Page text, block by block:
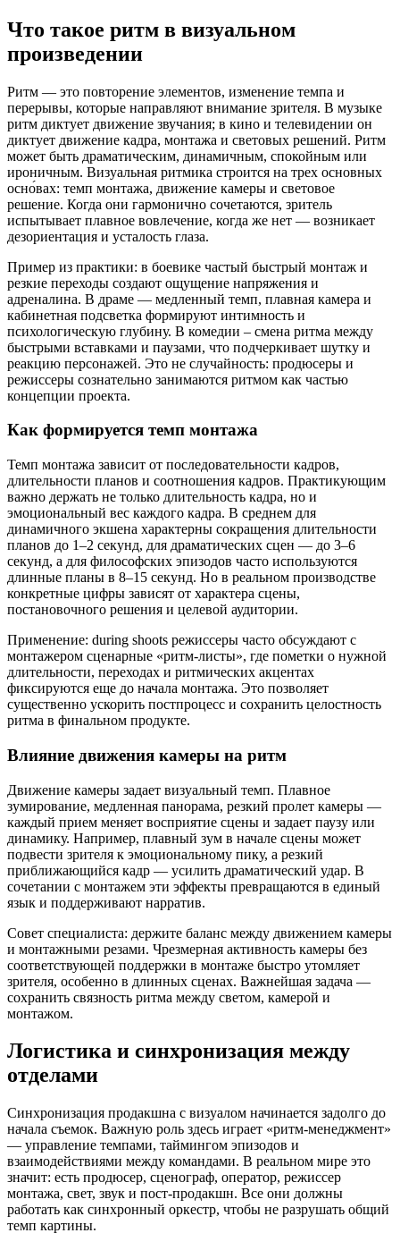
Что такое ритм в визуальном
произведении
Ритм — это повторение элементов, изменение темпа и
перерывы, которые направляют внимание зрителя. В музыке
ритм диктует движение звучания; в кино и телевидении он
диктует движение кадра, монтажа и световых решений. Ритм
может быть драматическим, динамичным, спокойным или
ироничным. Визуальная ритмика строится на трех основных
осно́вах: темп монтажа, движение камеры и световое
решение. Когда они гармонично сочетаются, зритель
испытывает плавное вовлечение, когда же нет — возникает
дезориентация и усталость глаза.
Пример из практики: в боевике частый быстрый монтаж и
резкие переходы создают ощущение напряжения и
адреналина. В драме — медленный темп, плавная камера и
кабинетная подсветка формируют интимность и
психологическую глубину. В комедии – смена ритма между
быстрыми вставками и паузами, что подчеркивает шутку и
реакцию персонажей. Это не случайность: продюсеры и
режиссеры сознательно занимаются ритмом как частью
концепции проекта.
Как формируется темп монтажа
Темп монтажа зависит от последовательности кадров,
длительности планов и соотношения кадров. Практикующим
важно держать не только длительность кадра, но и
эмоциональный вес каждого кадра. В среднем для
динамичного экшена характерны сокращения длительности
планов до 1–2 секунд, для драматических сцен — до 3–6
секунд, а для философских эпизодов часто используются
длинные планы в 8–15 секунд. Но в реальном производстве
конкретные цифры зависят от характера сцены,
постановочного решения и целевой аудитории.
Применение: during shoots режиссеры часто обсуждают с
монтажером сценарные «ритм-листы», где пометки о нужной
длительности, переходах и ритмических акцентах
фиксируются еще до начала монтажа. Это позволяет
существенно ускорить постпроцесс и сохранить целостность
ритма в финальном продукте.
Влияние движения камеры на ритм
Движение камеры задает визуальный темп. Плавное
зумирование, медленная панорама, резкий пролет камеры —
каждый прием меняет восприятие сцены и задает паузу или
динамику. Например, плавный зум в начале сцены может
подвести зрителя к эмоциональному пику, а резкий
приближающийся кадр — усилить драматический удар. В
сочетании с монтажем эти эффекты превращаются в единый
язык и поддерживают нарратив.
Совет специалиста: держите баланс между движением камеры
и монтажными резами. Чрезмерная активность камеры без
соответствующей поддержки в монтаже быстро утомляет
зрителя, особенно в длинных сценах. Важнейшая задача —
сохранить связность ритма между светом, камерой и
монтажом.
Логистика и синхронизация между
отделами
Синхронизация продакшна с визуалом начинается задолго до
начала съемок. Важную роль здесь играет «ритм-менеджмент»
— управление темпами, таймингом эпизодов и
взаимодействиями между командами. В реальном мире это
значит: есть продюсер, сценограф, оператор, режиссер
монтажа, свет, звук и пост-продакшн. Все они должны
работать как синхронный оркестр, чтобы не разрушать общий
темп картины.